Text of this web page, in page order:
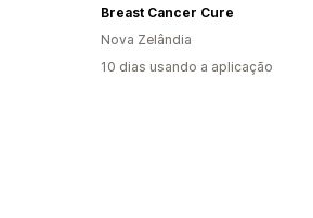
Breast Cancer Cure
Nova Zelândia
10 dias usando a aplicação